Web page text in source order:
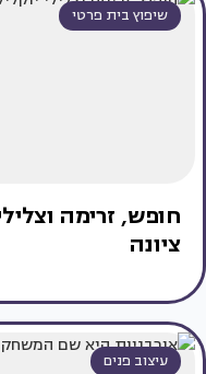
שיפוץ בית פרטי
חופש, זרימה
ציונה
עיצוב פנים